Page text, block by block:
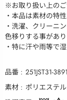
※お取り扱い上の
・本品は素材の特
・洗濯、クリーニ
色移りする事があり
・特に汗や雨等で
品番
251JST31-3891
素材
ポリエステ